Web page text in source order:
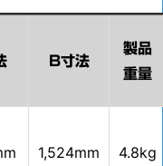
B寸法
製品
重量
1,524mm 4.8kg